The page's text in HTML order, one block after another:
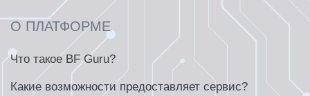
ЗАПИСАТЬСЯ НА КОНСУЛТАЦИЮ